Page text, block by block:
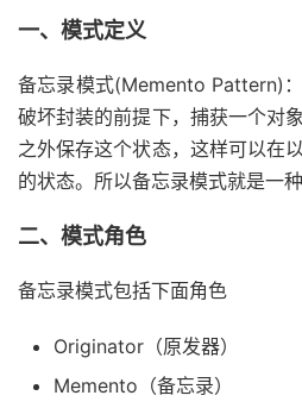
一、模式定义
备忘录模式(Memento Pattern)
破坏封装的前提下，捕获一个对
之外保存这个状态，这样可以在
的状态。所以备忘录模式就是一
二、模式角色
备忘录模式包括下面角色
Originator（原发器）
Memento（备忘录）